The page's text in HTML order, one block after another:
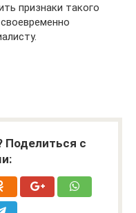
признаки такого
Поделиться с